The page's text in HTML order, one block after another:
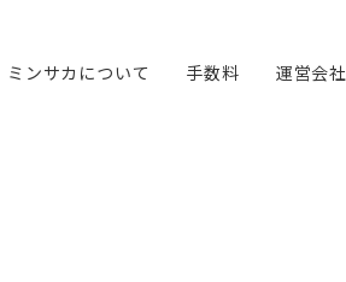
ミンサカについて 手数料 運営会社